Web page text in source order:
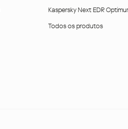
Kaspersky Next EDR
Todos os produtos